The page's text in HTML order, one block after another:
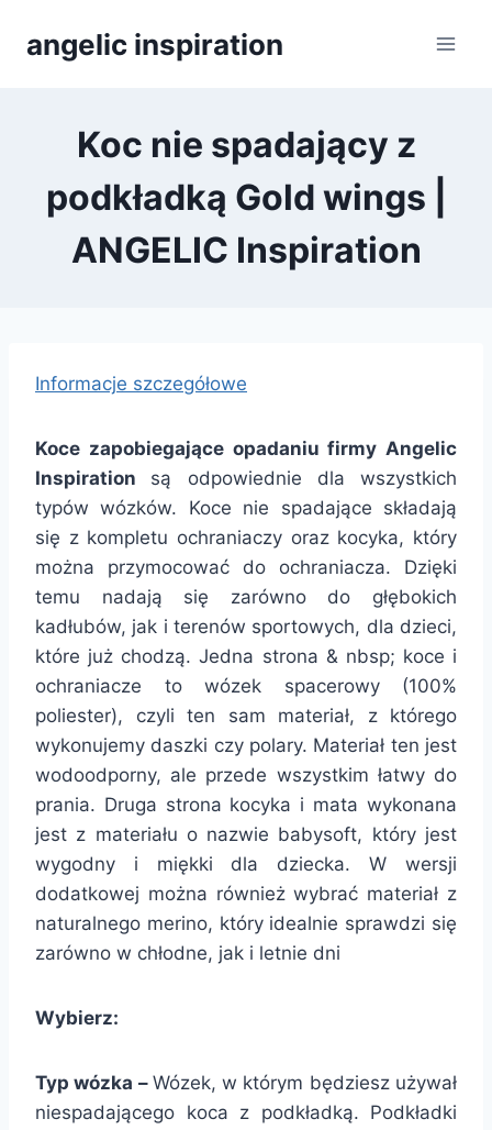
angelic inspiration
Koc nie spadający z
podkładką Gold wings |
ANGELIC Inspiration
Informacje szczegółowe
Koce zapobiegające opadaniu firmy Angelic
Inspiration są odpowiednie dla wszystkich
typów wózków. Koce nie spadające składają
się z kompletu ochraniaczy oraz kocyka, który
można przymocować do ochraniacza. Dzięki
temu nadają się zarówno do głębokich
kadłubów, jak i terenów sportowych, dla dzieci,
które już chodzą. Jedna strona & nbsp; koce i
ochraniacze to wózek spacerowy (100%
poliester), czyli ten sam materiał, z którego
wykonujemy daszki czy polary. Materiał ten jest
wodoodporny, ale przede wszystkim łatwy do
prania. Druga strona kocyka i mata wykonana
jest z materiału o nazwie babysoft, który jest
wygodny i miękki dla dziecka. W wersji
dodatkowej można również wybrać materiał z
naturalnego merino, który idealnie sprawdzi się
zarówno w chłodne, jak i letnie dni
Wybierz:
Typ wózka – Wózek, w którym będziesz używał
niespadającego koca z podkładką. Podkładki